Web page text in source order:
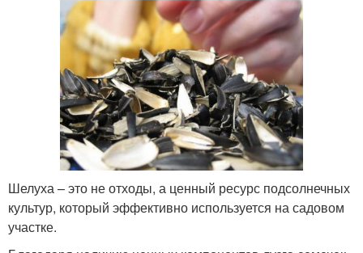
Шелуха – это не отходы, а ценный ресурс подсолнечных
культур, который эффективно используется на садовом
участке.